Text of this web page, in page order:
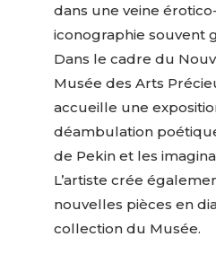
dans une veine
iconographie souvent
Dans le cadre du
Musée des Arts
accueille une
déambulation
de Pekin et les
L’artiste crée
nouvelles pièces en
collection du Musée.